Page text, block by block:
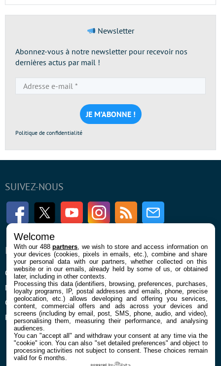
Newsletter
Abonnez-vous à notre newsletter pour recevoir nos
dernières actus par mail !
e-
mail
*
Politique de confidentialité
SUIVEZ-NOUS
FacebookTwitter Youtube InstagramRSS Newsletter
ENTREPRISE
Qui sommes nous
Mentions légales et CGU
Confidentialité et Cookies
Préférences cookies
À PROPOS
La rédaction
Contact
Welcome
With our 488partners , we wish to store and access information on
your devices (cookies, pixels in emails, etc.), combine and share
your personal data with our partners, whether collected on this
website or in our emails, already held by some of us, or obtained
later, including in other contexts.
Processing this data (identifiers, browsing, preferences, purchases,
loyalty programs, IP, postal addresses and emails, phone, precise
geolocation, etc.) allows developing and offering you services,
content, commercial offers and ads across your devices and
screens (including by email, post, SMS, phone, audio, and video),
personalising them, measuring their performance, and analysing
audiences.
You can "accept all" and withdraw your consent at any time via the
"cookie" icon. You can also "set detailed preferences" and object to
processing activities not subject to consent. These choices remain
valid for 6 months.
powered by